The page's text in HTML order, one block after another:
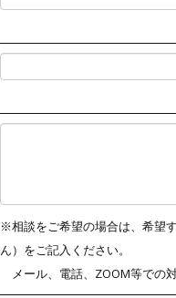
※相談をご希望の場合は、希望
ん）をご記入ください。
メール、電話、ZOOM等での対